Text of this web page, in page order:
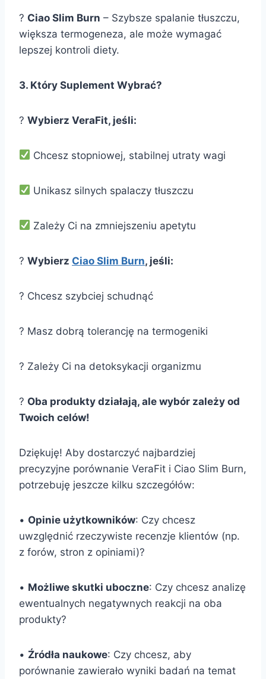
? Ciao Slim Burn – Szybsze spalanie tłuszczu,
większa termogeneza, ale może wymagać
lepszej kontroli diety.
3. Który Suplement Wybrać?
? Wybierz VeraFit, jeśli:
Chcesz stopniowej, stabilnej utraty wagi
Unikasz silnych spalaczy tłuszczu
Zależy Ci na zmniejszeniu apetytu
? Wybierz Ciao Slim Burn, jeśli:
? Chcesz szybciej schudnąć
? Masz dobrą tolerancję na termogeniki
? Zależy Ci na detoksykacji organizmu
? Oba produkty działają, ale wybór zależy od
Twoich celów!
Dziękuję! Aby dostarczyć najbardziej
precyzyjne porównanie VeraFit i Ciao Slim Burn,
potrzebuję jeszcze kilku szczegółów:
• Opinie użytkowników: Czy chcesz
uwzględnić rzeczywiste recenzje klientów (np.
z forów, stron z opiniami)?
• Możliwe skutki uboczne: Czy chcesz analizę
ewentualnych negatywnych reakcji na oba
produkty?
• Źródła naukowe: Czy chcesz, aby
porównanie zawierało wyniki badań na temat